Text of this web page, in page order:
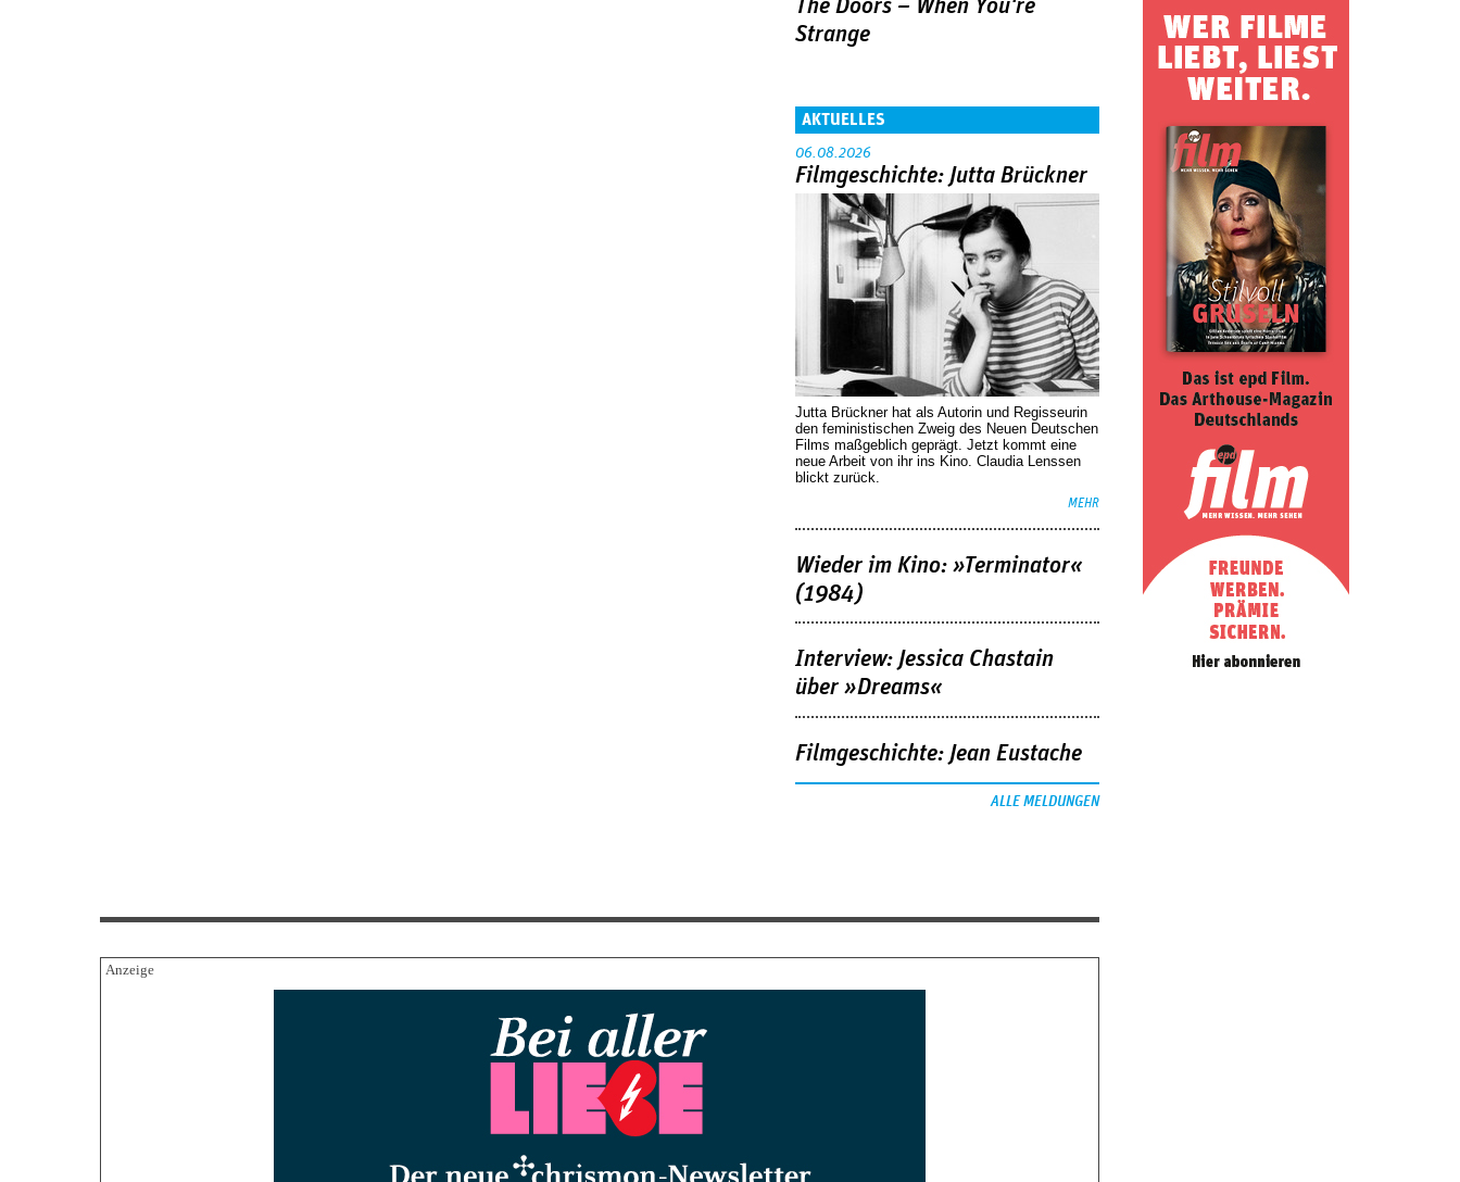
The Doors – When You're
Strange
AKTUELLES
06.08.2026
Filmgeschichte: Jutta Brückner
Jutta Brückner hat als Autorin und Regisseurin
den feministischen Zweig des Neuen Deutschen
Films maßgeblich geprägt. Jetzt kommt eine
neue Arbeit von ihr ins Kino. Claudia Lenssen
blickt zurück.
MEHR
Wieder im Kino: »Terminator«
(1984)
Interview: Jessica Chastain
über »Dreams«
Filmgeschichte: Jean Eustache
ALLE MELDUNGEN